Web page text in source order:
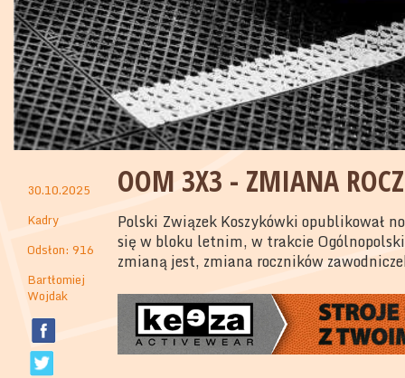
30.10.2025
Kadry
Odsłon: 916
Bartłomiej
Wojdak
OOM 3X3 - ZMIANA
Polski Związek Koszykówki opublikował
się w bloku letnim, w trakcie
zmianą jest, zmiana roczników